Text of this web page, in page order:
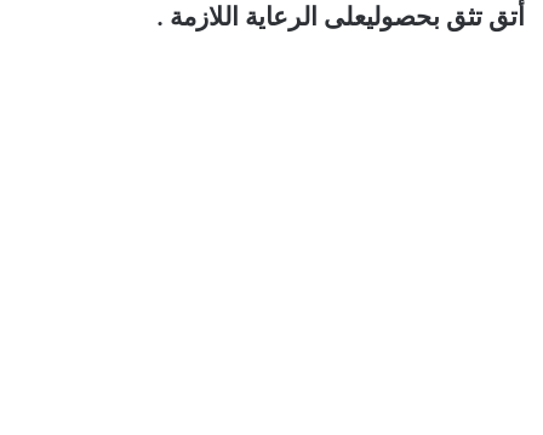
أتق تثق بحصوليعلى الرعاية اللازمة .